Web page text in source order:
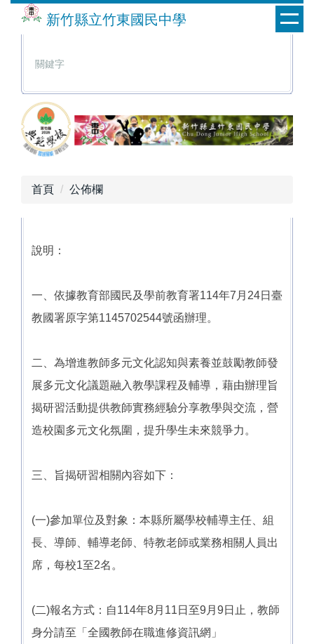
新竹縣立竹東國民中學
首頁 公佈欄
說明：
一、依據教育部國民及學前教育署114年7月24日臺
教國署原字第1145702544號函辦理。
二、為增進教師多元文化認知與素養並鼓勵教師發
展多元文化議題融入教學課程及輔導，藉由辦理旨
揭研習活動提供教師實務經驗分享教學與交流，營
造校園多元文化氛圍，提升學生未來競爭力。
三、旨揭研習相關內容如下：
(一)參加單位及對象：本縣所屬學校輔導主任、組
長、導師、輔導老師、特教老師或業務相關人員出
席，每校1至2名。
(二)報名方式：自114年8月11日至9月9日止，教師
身分請至「全國教師在職進修資訊網」